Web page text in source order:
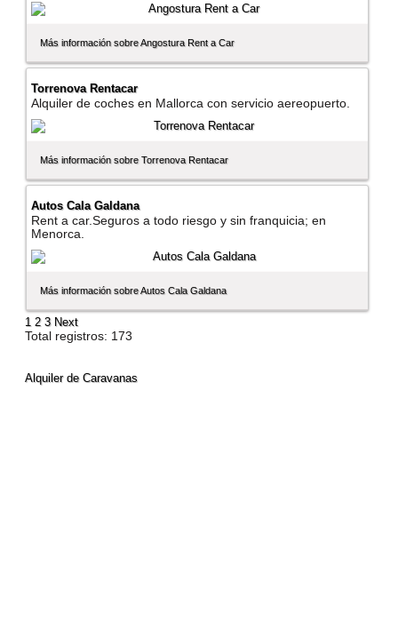
Más información sobre Angostura Rent a Car
Torrenova Rentacar
Alquiler de coches en Mallorca con servicio aereopuerto.
Más información sobre Torrenova Rentacar
Autos Cala Galdana
Rent a car.Seguros a todo riesgo y sin franquicia; en
Menorca.
Más información sobre Autos Cala Galdana
1 2 3 Next
Total registros: 173
Alquiler de Caravanas